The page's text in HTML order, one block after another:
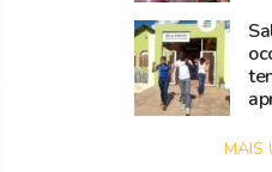
MAIS